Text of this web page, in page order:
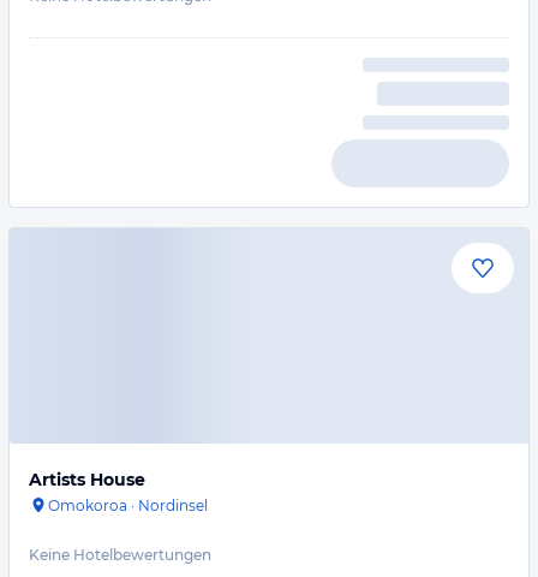
Artists House
Omokoroa · Nordinsel
Keine Hotelbewertungen